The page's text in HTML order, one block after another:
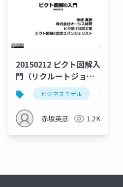
20150212 ピクト図解入
門（リクルートジョブ
ズ様 IT朝大学）
ビジネスモデル
赤坂英彦 1.2K